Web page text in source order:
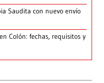
Saudita con nuevo envío
Colón: fechas, requisitos y